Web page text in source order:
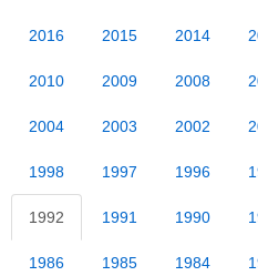
2016 2015 2014
2010 2009 2008
2004 2003 2002
1998 1997 1996
1992 1991 1990
1986 1985 1984